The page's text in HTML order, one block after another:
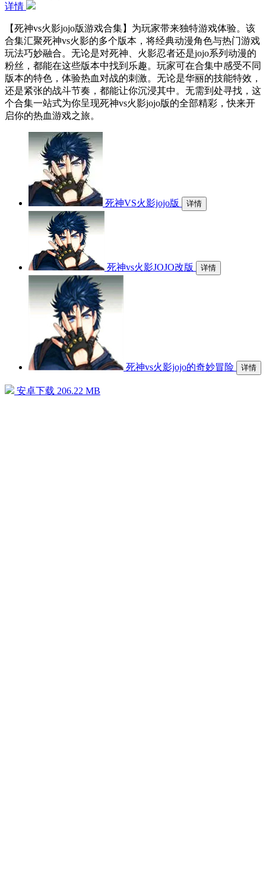
详情
【死神vs火影jojo版游戏合集】为玩家带来独特游戏体验。该
合集汇聚死神vs火影的多个版本，将经典动漫角色与热门游戏
玩法巧妙融合。无论是对死神、火影忍者还是jojo系列动漫的
粉丝，都能在这些版本中找到乐趣。玩家可在合集中感受不同
版本的特色，体验热血对战的刺激。无论是华丽的技能特效，
还是紧张的战斗节奏，都能让你沉浸其中。无需到处寻找，这
个合集一站式为你呈现死神vs火影jojo版的全部精彩，快来开
启你的热血游戏之旅。
死神VS火影jojo版 详情
死神vs火影JOJO改版 详情
死神vs火影jojo的奇妙冒险 详情
安卓下载 206.22 MB